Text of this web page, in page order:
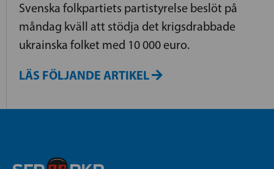
Svenska folkpartiets partistyrelse beslöt på
måndag kväll att stödja det krigsdrabbade
ukrainska folket med 10 000 euro.
LÄS FÖLJANDE ARTIKEL